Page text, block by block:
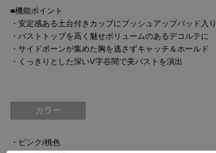
■機能ポイント
・安定感ある土台付きカップにプッシュアップパッド入り
・バストトップを高く魅せボリュームのあるデコルテに
・サイドボーンが集めた胸を逃さずキャッチ＆ホールド
・くっきりとした深いV字谷間で美バストを演出
カラー
・ピンク/桃色